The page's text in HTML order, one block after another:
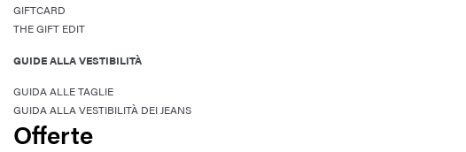
GIFTCARD
THE GIFT EDIT
GUIDE ALLA VESTIBILITÀ
GUIDA ALLE TAGLIE
GUIDA ALLA VESTIBILITÀ DEI JEANS
Offerte